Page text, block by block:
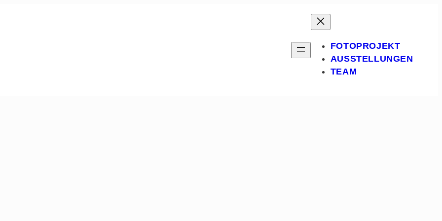
FOTOPROJEKT
AUSSTELLUNGEN
TEAM